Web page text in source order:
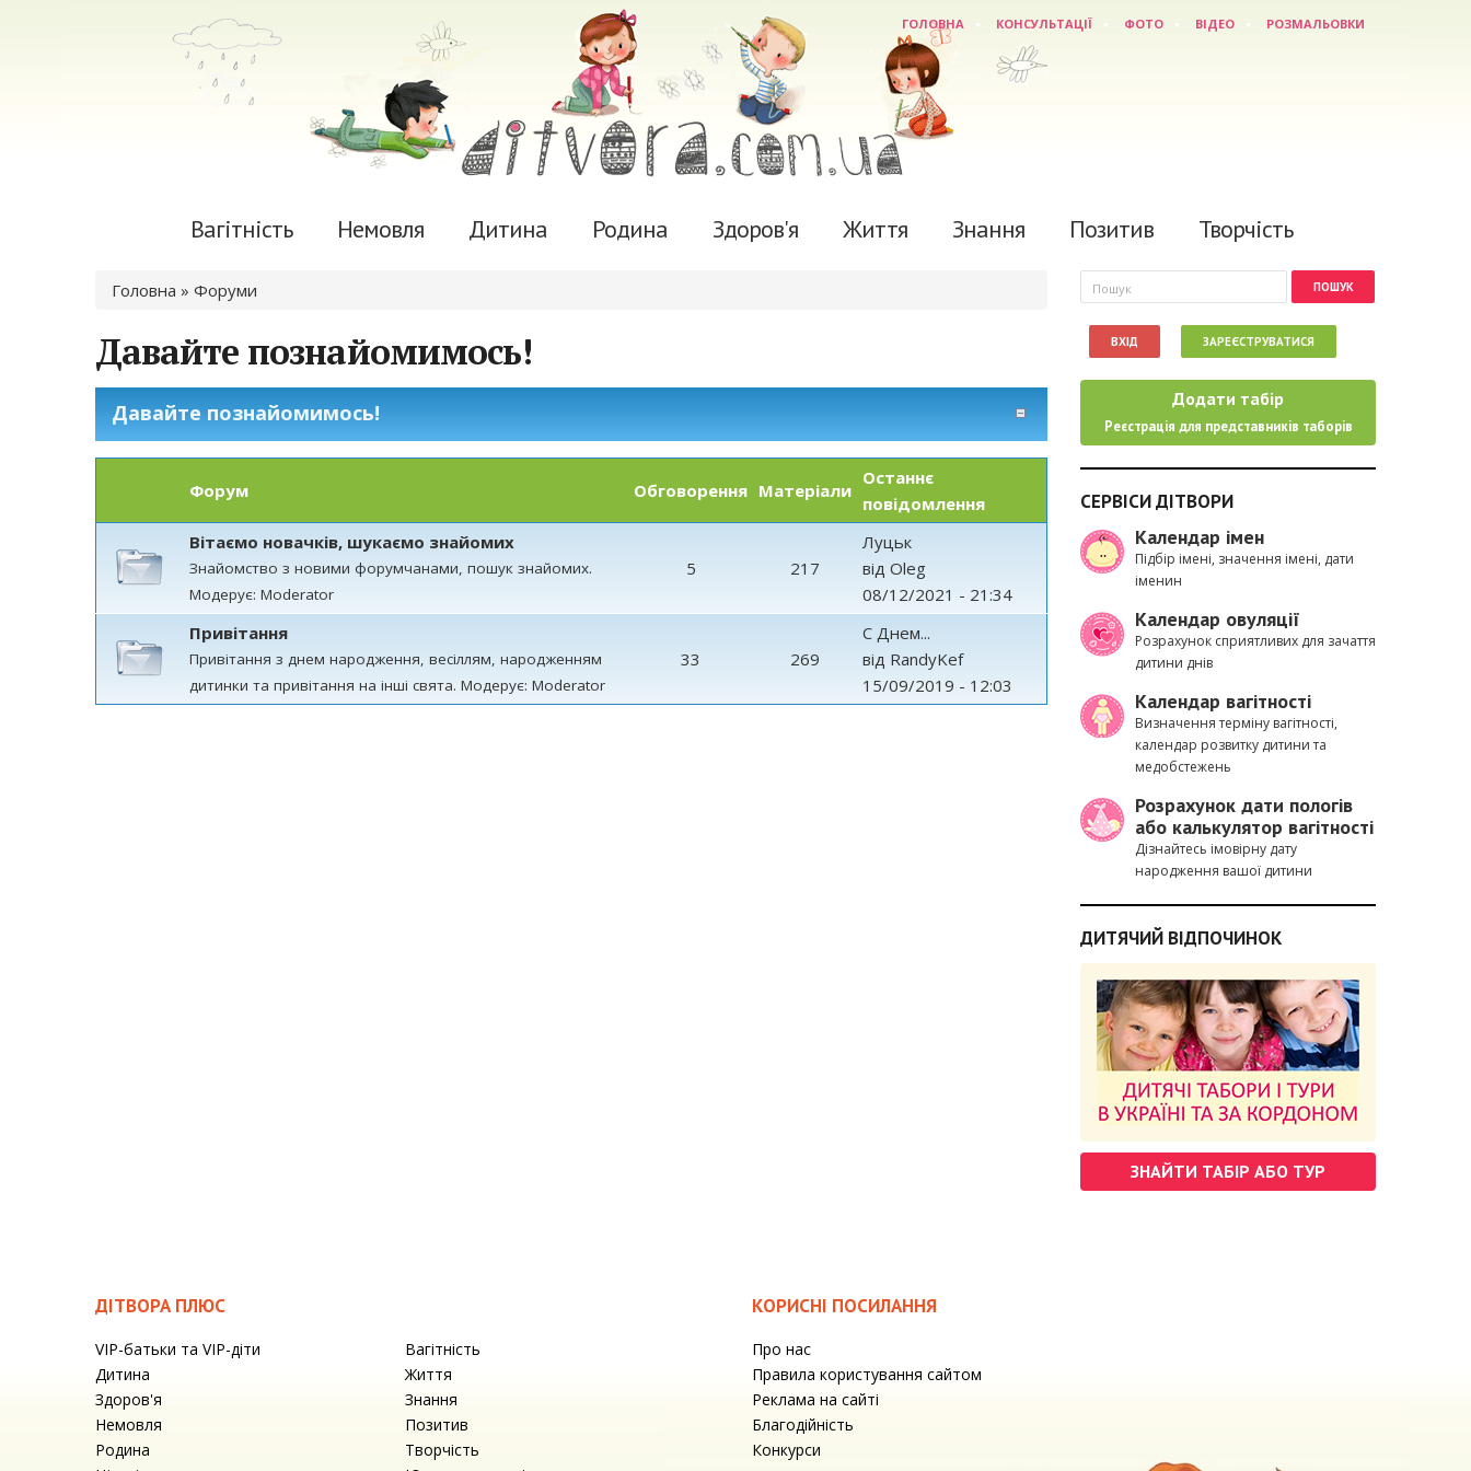
ГОЛОВНА КОНСУЛЬТАЦІЇ ФОТО ВІДЕО РОЗМАЛЬОВКИ
Вагітність Немовля Дитина Родина Здоров'я Життя Знання Позитив Творчість
Ви є тут
Головна » Форуми
Давайте познайомимось!
Давайте познайомимось!
Форум Обговорення Матеріали
Останнє
повідомлення
Вітаємо новачків, шукаємо знайомих
Знайомство з новими форумчанами, пошук знайомих.
Модерує: Moderator
5 217
Луцьк
від Oleg
08/12/2021 - 21:34
Привітання
Привітання з днем народження, весіллям, народженням
дитинки та привітання на інші свята. Модерує: Moderator
33 269
С Днем...
від RandyKef
15/09/2019 - 12:03
Пошукова форма
Пошук
ВХІД ЗАРЕЄСТРУВАТИСЯ
Додати табір
Реєстрація для представників таборів
СЕРВІСИ ДІТВОРИ
Календар імен
Підбір імені, значення імені, дати
іменин
Календар овуляції
Розрахунок сприятливих для зачаття
дитини днів
Календар вагітності
Визначення терміну вагітності,
календар розвитку дитини та
медобстежень
Розрахунок дати пологів
або калькулятор вагітності
Дізнайтесь імовірну дату
народження вашої дитини
ДИТЯЧИЙ ВІДПОЧИНОК
ЗНАЙТИ ТАБІР АБО ТУР
ДІТВОРА ПЛЮС
VIP-батьки та VIP-діти
Вагітність
Дитина
Життя
Здоров'я
Знання
Немовля
Позитив
Родина
Творчість
КОРИСНІ ПОСИЛАННЯ
Про нас
Правила користування сайтом
Реклама на сайті
Благодійність
Конкурси